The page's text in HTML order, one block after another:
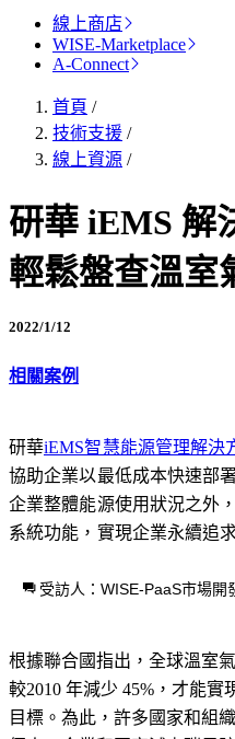
線上商店
WISE-Marketplace
A-Connect
首頁 /
技術支援 /
線上資源 /
研華 iEMS 解
輕鬆盤查溫室
2022/1/12
相關案例
研華iEMS智慧能源管理解決
協助企業以最低成本快速部
企業整體能源使用狀況之外
系統功能，實現企業永續追
受訪人：WISE-PaaS市場開
根據聯合國指出，全球溫室
較2010 年減少 45%，才能
目標。為此，許多國家和組